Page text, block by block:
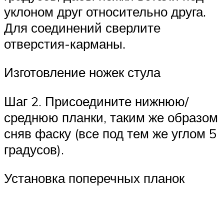
уклоном друг относительно друга.
Для соединений сверлите
отверстия-карманы.
Изготовление ножек стула
Шаг 2. Присоедините нижнюю/
среднюю планки, таким же образом
сняв фаску (все под тем же углом 5
градусов).
Установка поперечных планок